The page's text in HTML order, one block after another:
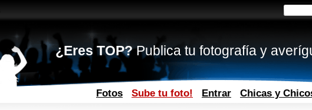
¿Eres TOP?Publica tu fotografía y
Fotos Sube tu foto! Entrar Chicas y